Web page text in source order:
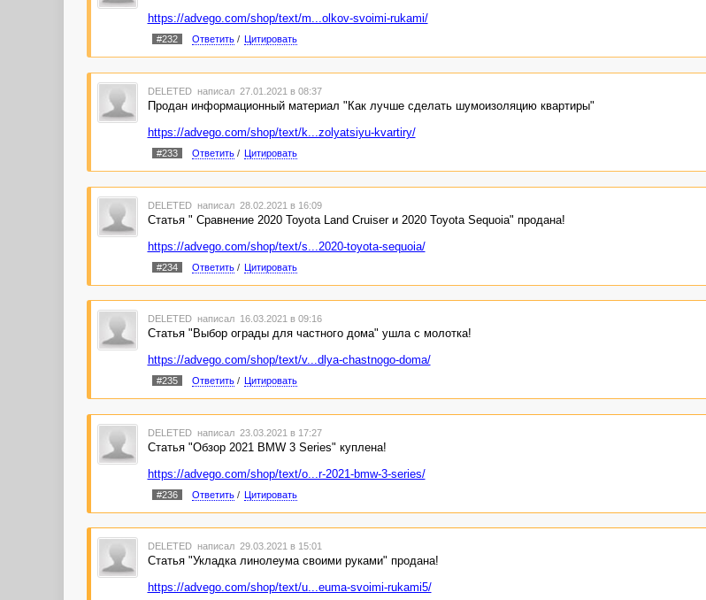
https://advego.com/shop/text/m...olkov-svoimi-rukami/
#232 Ответить/ Цитировать
DELETED написал 27.01.2021 в 08:37
Продан информационный материал "Как лучше сделать шумоизоляцию квартиры"
https://advego.com/shop/text/k...zolyatsiyu-kvartiry/
#233 Ответить/ Цитировать
DELETED написал 28.02.2021 в 16:09
Статья " Сравнение 2020 Toyota Land Cruiser и 2020 Toyota Sequoia" продана!
https://advego.com/shop/text/s...2020-toyota-sequoia/
#234 Ответить/ Цитировать
DELETED написал 16.03.2021 в 09:16
Статья "Выбор ограды для частного дома" ушла с молотка!
https://advego.com/shop/text/v...dlya-chastnogo-doma/
#235 Ответить/ Цитировать
DELETED написал 23.03.2021 в 17:27
Статья "Обзор 2021 BMW 3 Series" куплена!
https://advego.com/shop/text/o...r-2021-bmw-3-series/
#236 Ответить/ Цитировать
DELETED написал 29.03.2021 в 15:01
Статья "Укладка линолеума своими руками" продана!
https://advego.com/shop/text/u...euma-svoimi-rukami5/